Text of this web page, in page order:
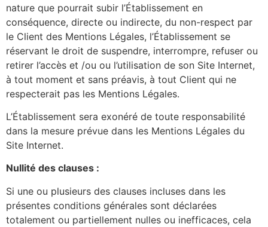
nature que pourrait subir l’Établissement en
conséquence, directe ou indirecte, du non-respect par
le Client des Mentions Légales, l’Établissement se
réservant le droit de suspendre, interrompre, refuser ou
retirer l’accès et /ou ou l’utilisation de son Site Internet,
à tout moment et sans préavis, à tout Client qui ne
respecterait pas les Mentions Légales.
L’Établissement sera exonéré de toute responsabilité
dans la mesure prévue dans les Mentions Légales du
Site Internet.
Nullité des clauses :
Si une ou plusieurs des clauses incluses dans les
présentes conditions générales sont déclarées
totalement ou partiellement nulles ou inefficaces, cela